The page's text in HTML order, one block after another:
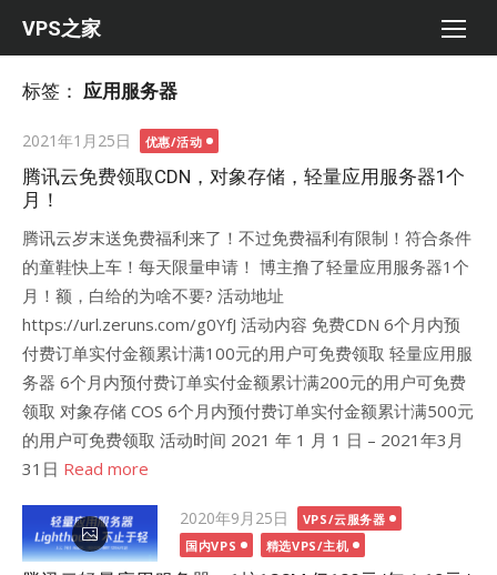
VPS之家
标签： 应用服务器
Posted
on
2021年1月25日 优惠/活动
腾讯云免费领取CDN，对象存储，轻量应用服务器1个
月！
腾讯云岁末送免费福利来了！不过免费福利有限制！符合条件
的童鞋快上车！每天限量申请！ 博主撸了轻量应用服务器1个
月！额，白给的为啥不要? 活动地址
https://url.zeruns.com/g0YfJ 活动内容 免费CDN 6个月内预
付费订单实付金额累计满100元的用户可免费领取 轻量应用服
务器 6个月内预付费订单实付金额累计满200元的用户可免费
领取 对象存储 COS 6个月内预付费订单实付金额累计满500元
的用户可免费领取 活动时间 2021 年 1 月 1 日 – 2021年3月
31日 Read more
Posted
on
2020年9月25日
VPS/云服务器
国内VPS
精选VPS/主机